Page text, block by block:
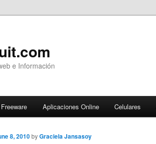
e Información
Freeware Aplicaciones Online Celulares
8, 2010 byGraciela Jansasoy